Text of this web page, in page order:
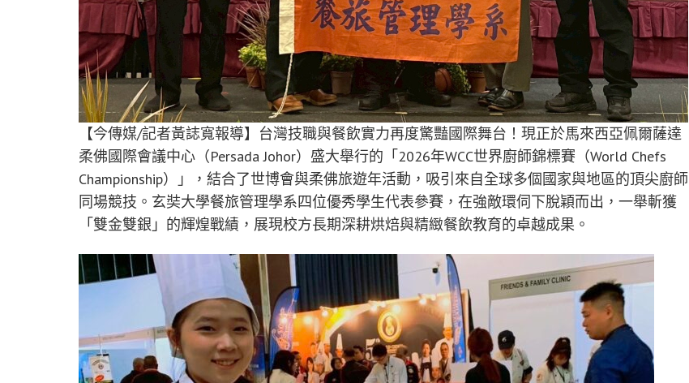
【今傳媒/記者黃誌寬報導】台灣技職與餐飲實力再度驚豔國際舞台！現正於馬來西亞佩爾薩達
柔佛國際會議中心（Persada Johor）盛大舉行的「2026年WCC世界廚師錦標賽（World Chefs
Championship）」，結合了世博會與柔佛旅遊年活動，吸引來自全球多個國家與地區的頂尖廚師
同場競技。玄奘大學餐旅管理學系四位優秀學生代表參賽，在強敵環伺下脫穎而出，一舉斬獲
「雙金雙銀」的輝煌戰績，展現校方長期深耕烘焙與精緻餐飲教育的卓越成果。